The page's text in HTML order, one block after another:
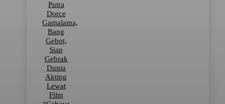
Putra
Dorce
Gamalama,
Bang
Gebot,
Siap
Gebrak
Dunia
Akting
Lewat
Film